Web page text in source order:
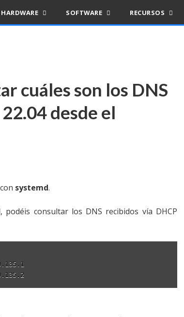
HARDWARE SOFTWARE RECURSOS
cuáles son los DNS
desde el
systemd.
consultar los DNS recibidos vía DHCP